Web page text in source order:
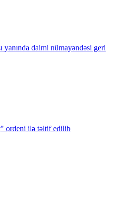
yanında daimi nümayəndəsi geri
ordeni ilə təltif edilib